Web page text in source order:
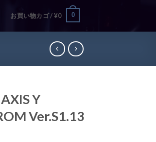
お買い物カゴ /¥0 0
Y
Ver.S1.13